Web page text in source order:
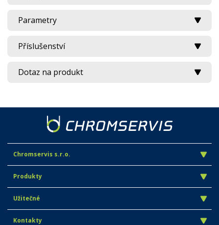
Parametry
Příslušenství
Dotaz na produkt
Chromservis s.r.o.
Produkty
Užitečné
Kontakty